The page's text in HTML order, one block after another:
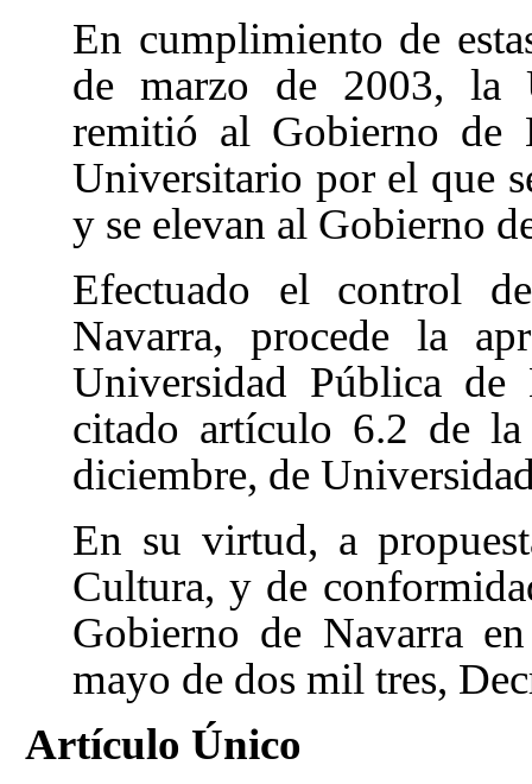
En cumplimiento de
de marzo de 2003, la
remitió al Gobierno de
Universitario por el que
y se elevan al Gobierno
Efectuado el control
Navarra, procede la
Universidad Pública
citado artículo 6.2 de
diciembre, de
En su virtud, a
Cultura, y de
Gobierno de Navarra
mayo de dos mil tres,
Artículo Único